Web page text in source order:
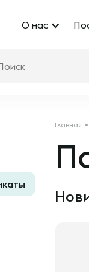
О нас
Главная